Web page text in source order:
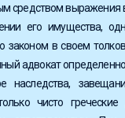
средством выражения
его имущества,
законом в своем
адвокат
наследства,
чисто